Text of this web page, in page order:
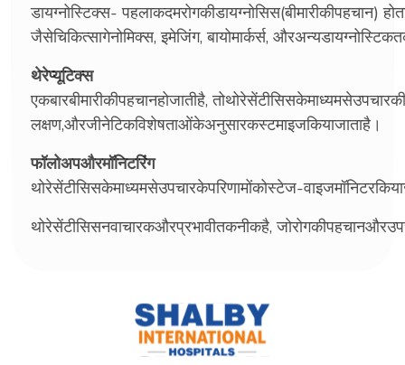
डायग्नोस्टिक्स- पहलाकदमरोगकीडायग्नोसिस(बीमारीकीपहचान)
जैसेचिकित्सागेनोमिक्स, इमेजिंग, बायोमार्कर्स,
थेरेप्यूटिक्स
एकबारबीमारीकीपहचानहोजातीहै,
लक्षण,औरजीनेटिकविशेषताओंकेअनुसारकस्टमाइजकियाजाताहै।
फॉलोअपऔरमॉनिटरिंग
थोरेसेंटीसिसकेमाध्यमसेउपचारकेपरिणामोंकोस्टेज-
थोरेसेंटीसिसनवाचारकऔरप्रभावीतकनीकहै,